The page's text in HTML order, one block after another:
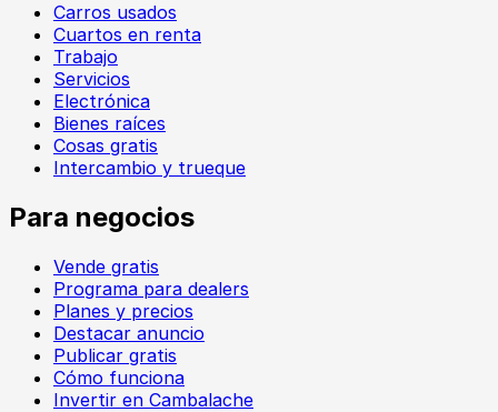
Carros usados
Cuartos en renta
Trabajo
Servicios
Electrónica
Bienes raíces
Cosas gratis
Intercambio y trueque
Para negocios
Vende gratis
Programa para dealers
Planes y precios
Destacar anuncio
Publicar gratis
Cómo funciona
Invertir en Cambalache